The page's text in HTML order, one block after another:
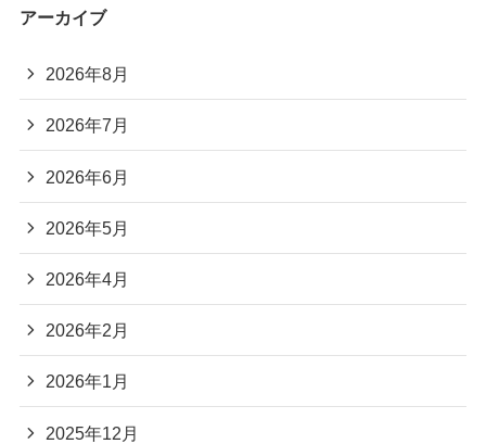
アーカイブ
2026年8月
2026年7月
2026年6月
2026年5月
2026年4月
2026年2月
2026年1月
2025年12月